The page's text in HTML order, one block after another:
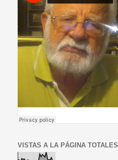
VISTAS A LA PÁGINA TOTALES